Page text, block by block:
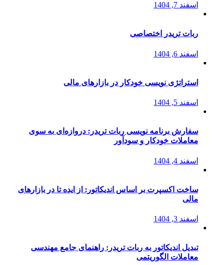
اسفند 7, 1404
ربات تریدر اختصاصی
اسفند 6, 1404
استراتژی‌ نویسی خودکار در بازارهای مالی
اسفند 5, 1404
سفارش برنامه نویسی ربات تریدر: دروازه‌ای به سوی
معاملات خودکار و سودآور
اسفند 4, 1404
ساخت اکسپرت بر اساس اندیکاتور: از ایده تا در بازارهای
مالی
اسفند 3, 1404
تبدیل اندیکاتور به ربات تریدر: راهنمای جامع مهندسی
معاملات الگوریتمی